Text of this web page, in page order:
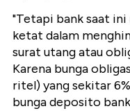
"Tetapi bank saat
ketat dalam
surat utang atau
Karena bunga
ritel) yang sekitar
bunga deposito